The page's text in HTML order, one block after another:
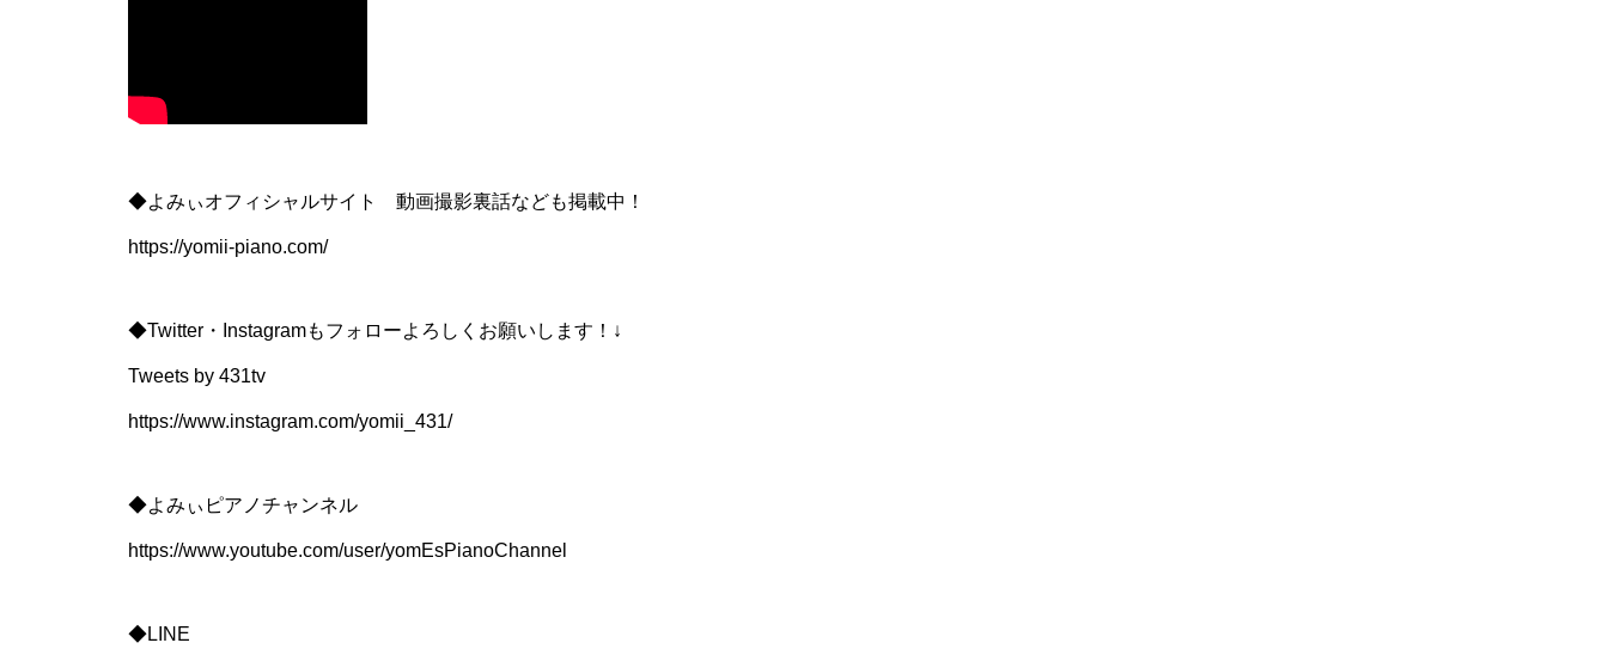
◆よみぃオフィシャルサイト 動画撮影裏話なども掲載中！
https://yomii-piano.com/
◆Twitter・Instagramもフォローよろしくお願いします！↓
Tweets by 431tv
https://www.instagram.com/yomii_431/
◆よみぃピアノチャンネル
https://www.youtube.com/user/yomEsPianoChannel
◆LINE